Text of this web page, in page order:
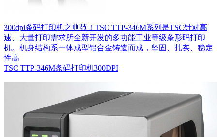
300dpi条码打印机之典范！TSC TTP-346M系列是TSC针对高
速、大量打印需求所全新开发的多功能工业等级条形码打印
机。机身结构系一体成型铝合金铸造而成，坚固、扎实、稳定
性高
TSC TTP-346M条码打印机300DPI